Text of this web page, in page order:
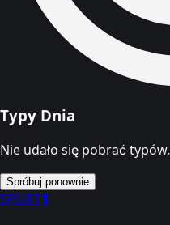
Typy Dnia
Nie udało się pobrać typów.
Spróbuj ponownie
SPORT1